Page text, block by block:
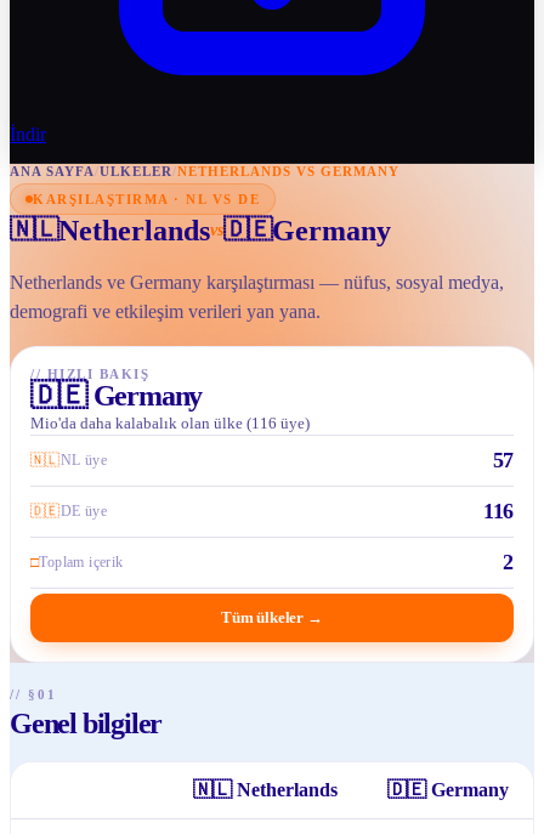
İndir
ANA SAYFA/ULKELER/NETHERLANDS VS GERMANY
KARŞILAŞTIRMA · NL VS DE
🇳🇱Netherlandsvs🇩🇪Germany
Netherlands ve Germany karşılaştırması — nüfus, sosyal medya,
demografi ve etkileşim verileri yan yana.
// HIZLI BAKIŞ
🇩🇪 Germany
Mio'da daha kalabalık olan ülke (116 üye)
🇳🇱NL üye 57
🇩🇪DE üye 116
□Toplam içerik 2
Tüm ülkeler →
// §01
Genel bilgiler
🇳🇱 Netherlands 🇩🇪 Germany